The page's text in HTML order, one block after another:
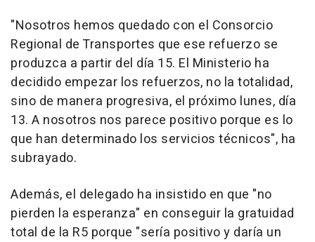
"Nosotros hemos quedado con el Consorcio
Regional de Transportes que ese refuerzo se
produzca a partir del día 15. El Ministerio ha
decidido empezar los refuerzos, no la totalidad,
sino de manera progresiva, el próximo lunes, día
13. A nosotros nos parece positivo porque es lo
que han determinado los servicios técnicos", ha
subrayado.
Además, el delegado ha insistido en que "no
pierden la esperanza" en conseguir la gratuidad
total de la R5 porque "sería positivo y daría un